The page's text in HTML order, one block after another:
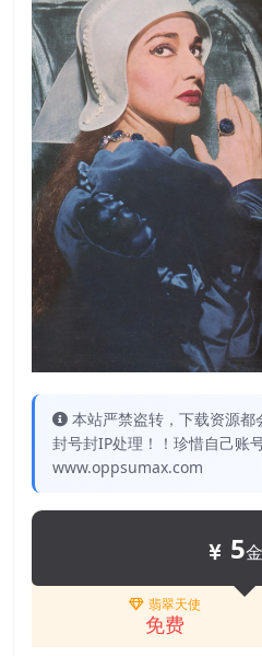
本站严禁盗转，下载资源
封号封IP处理！！珍惜自己账
www.oppsumax.com
5
翡翠天使
免费